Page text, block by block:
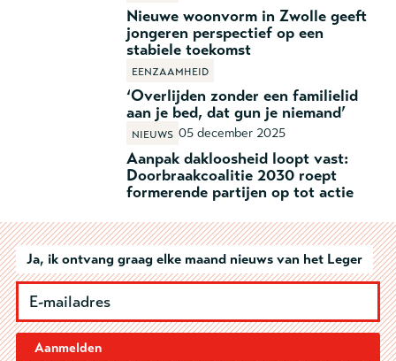
Nieuwe woonvorm in Zwolle geeft
jongeren perspectief op een
stabiele toekomst
‘Overlijden zonder een familielid
aan je bed, dat gun je niemand’
Eenzaamheid
Aanpak dakloosheid loopt vast:
Doorbraakcoalitie 2030 roept
formerende partijen op tot actie
Nieuws 05 december 2025
Ja, ik ontvang graag elke maand nieuws van het Leger
Aanmelden